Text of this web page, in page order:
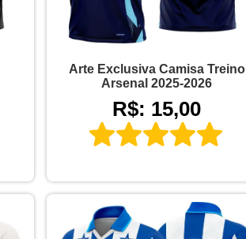
Arte Exclusiva Camisa Treino
Arsenal 2025-2026
R$: 15,00